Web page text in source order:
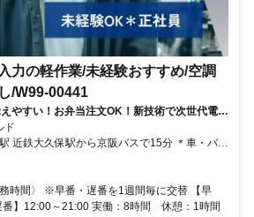
力の軽作業/未経験おすすめ/空調
/W99-00441
やすい！お弁当注文OK！新技術で次世代電池
トアップ企業〈簡単応募OK〉
ド
の横 JR小倉駅・中書島駅
時間〉 ※早番・遅番を1週間毎に交替 【早
番】12:00～21:00 実働：8時間 休憩：1時間